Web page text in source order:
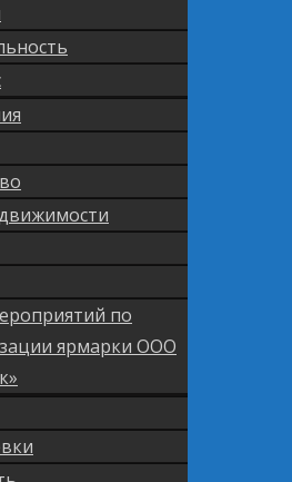
по
ярмарки ООО